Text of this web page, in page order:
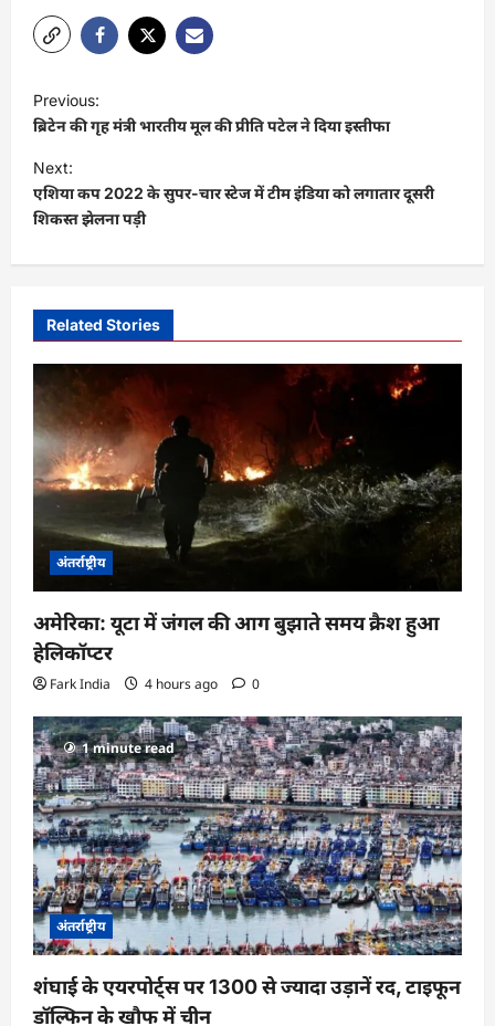
o
s
t
n
a
g
a
t
i
o
n
Previous:
ब्रिटेन की गृह मंत्री भारतीय मूल की प्रीति पटेल ने दिया इस्तीफा
Next:
एशिया कप 2022 के सुपर-चार स्टेज में टीम इंडिया को लगातार दूसरी
शिकस्त झेलना पड़ी
Related Stories
अंतर्राष्ट्रीय
अमेरिका: यूटा में जंगल की आग बुझाते समय क्रैश हुआ
हेलिकॉप्टर
Fark India 4 hours ago 0
1 minute read
अंतर्राष्ट्रीय
शंघाई के एयरपोर्ट्स पर 1300 से ज्यादा उड़ानें रद, टाइफून
डॉल्फिन के खौफ में चीन